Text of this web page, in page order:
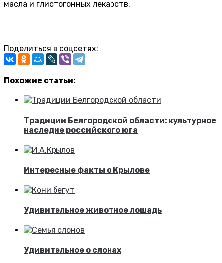
масла и глистогонных лекарств.
Поделиться в соцсетях:
Похожие статьи:
Традиции Белгородской области: культурное
наследие российского юга
Интересные факты о Крылове
Удивительное животное лошадь
Удивительное о слонах